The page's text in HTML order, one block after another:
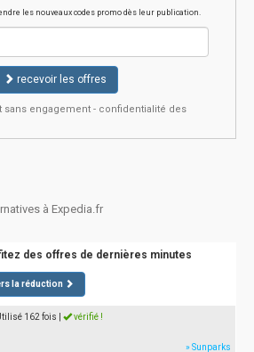
les nouveaux codes promo dès leur publication.
recevoir les offres
sans engagement - confidentialité des
à Expedia.fr
des offres de dernières minutes
la réduction
162 fois vérifié !
» Sunparks